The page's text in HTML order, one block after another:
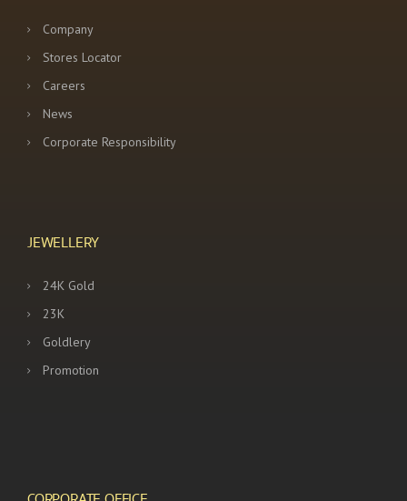
n
Company
Stores Locator
Careers
News
Corporate Responsibility
JEWELLERY
24K Gold
23K
Goldlery
Promotion